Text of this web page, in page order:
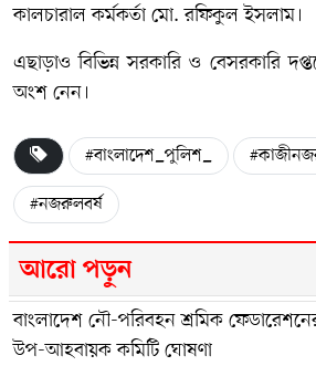
কালচারাল কর্মকর্তা মো. রফিকুল ইসলাম।
এছাড়াও বিভিন্ন সরকারি ও বেসরকারি
অংশ নেন।
#বাংলাদেশ_পুলিশ_
#নজরুলবর্ষ
আরো পড়ুন
বাংলাদেশ নৌ-পরিবহন শ্রমিক
উপ-আহবায়ক কমিটি ঘোষণা